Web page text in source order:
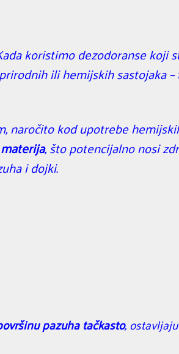
koristimo dezodoranse koji
ili hemijskih sastojaka –
naročito kod upotrebe
, što potencijalno nosi
i dojki.
pazuha tačkasto,